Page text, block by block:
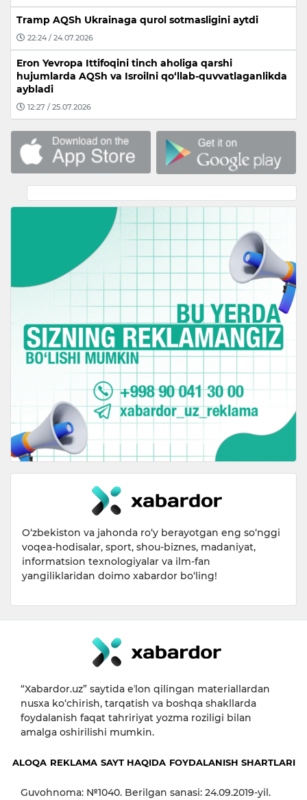
Tramp AQSh Ukrainaga qurol sotmasligini aytdi
22:24 / 24.07.2026
Eron Yevropa Ittifoqini tinch aholiga qarshi
hujumlarda AQSh va Isroilni qo‘llab-quvvatlaganlikda
aybladi
12:27 / 25.07.2026
O‘zbekiston va jahonda ro‘y berayotgan eng so‘nggi
voqea-hodisalar, sport, shou-biznes, madaniyat,
informatsion texnologiyalar va ilm-fan
yangiliklaridan doimo xabardor bo‘ling!
“Xabardor.uz” saytida eʼlon qilingan materiallardan
nusxa ko‘chirish, tarqatish va boshqa shakllarda
foydalanish faqat tahririyat yozma roziligi bilan
amalga oshirilishi mumkin.
ALOQA REKLAMA SAYT HAQIDA FOYDALANISH SHARTLARI
Guvohnoma: №1040. Berilgan sanasi: 24.09.2019-yil.